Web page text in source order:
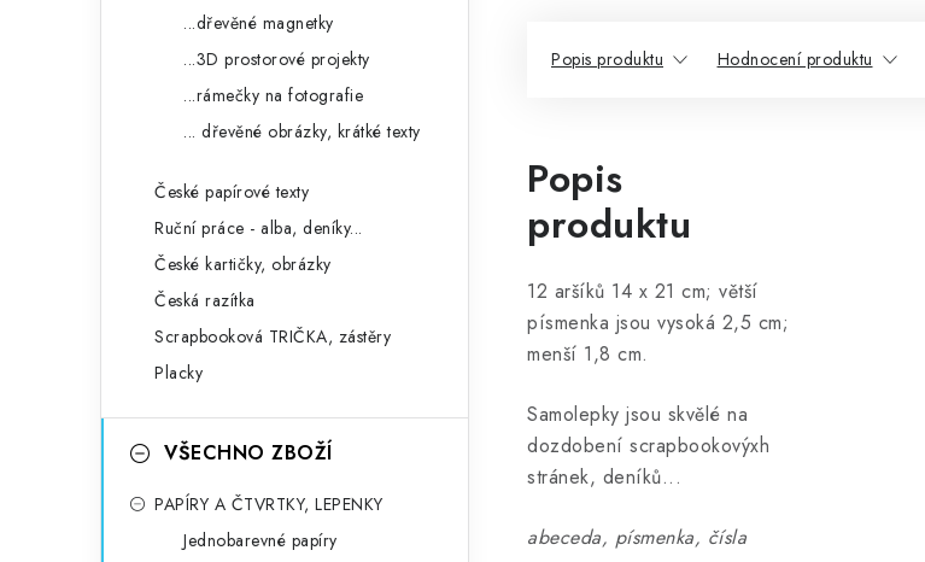
...dřevěné magnetky
...3D prostorové projekty
...rámečky na fotografie
... dřevěné obrázky, krátké texty
České papírové texty
Ruční práce - alba, deníky...
České kartičky, obrázky
Česká razítka
Scrapbooková TRIČKA, zástěry
Placky
VŠECHNO ZBOŽÍ
PAPÍRY A ČTVRTKY, LEPENKY
Jednobarevné papíry
Popis produktu Hodnocení produktu
Popis
produktu
12 aršíků 14 x 21 cm; větší
písmenka jsou vysoká 2,5 cm;
menší 1,8 cm.
Samolepky jsou skvělé na
dozdobení scrapbookovýxh
stránek, deníků...
abeceda, písmenka, čísla